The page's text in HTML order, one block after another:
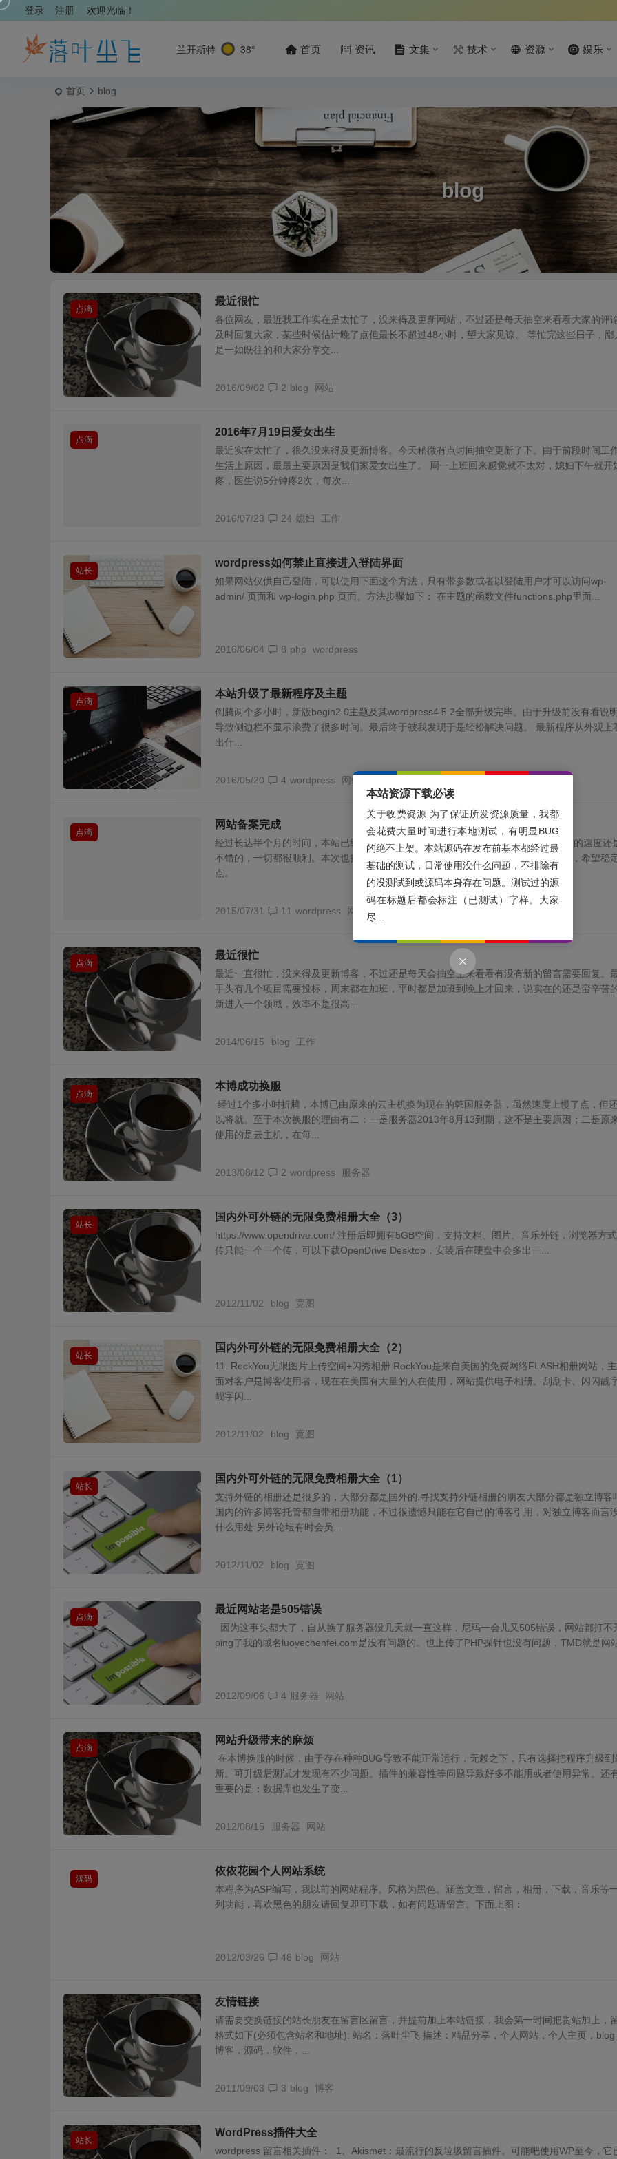
欢迎光临！
登录 注册
兰开斯特 38° 首页 资讯 文集 技术 资源 娱乐
首页 blog
blog
点滴
最近很忙
各位网友，最近我工作实在是太忙了，没来得及更新网站，不过还是每天抽空来看看大家的评
及时回复大家，某些时候估计晚了点但最长不超过48小时，望大家见谅。 等忙完这些日子，鄙
是一如既往的和大家分享交...
2016/09/02 2 blog 网站
点滴
2016年7月19日爱女出生
最近实在太忙了，很久没来得及更新博客。今天稍微有点时间抽空更新了下。由于前段时间工
生活上原因，最最主要原因是我们家爱女出生了。 周一上班回来感觉就不太对，媳妇下午就开
疼，医生说5分钟疼2次，每次...
2016/07/23 24 媳妇 工作
站长
wordpress如何禁止直接进入登陆界面
如果网站仅供自己登陆，可以使用下面这个方法，只有带参数或者以登陆用户才可以访问wp-
admin/ 页面和 wp-login.php 页面。方法步骤如下： 在主题的函数文件functions.php里面...
2016/06/04 8 php wordpress
点滴
本站升级了最新程序及主题
倒腾两个多小时，新版begin2.0主题及其wordpress4.5.2全部升级完毕。由于升级前没有看说明
导致侧边栏不显示浪费了很多时间。最后终于被我发现于是轻松解决问题。 最新程序从外观上
出什...
2016/05/20 4 wordpress 网站
点滴
网站备案完成
经过长达半个月的时间，本站已经完成备案。备案号为：粤ICP备15065799号。万网的速度还
不错的，一切都很顺利。本次也换了万网的主机，特地选了一个PHP的专门来放博客，希望稳
点。
2015/07/31 11 wordpress 网站
点滴
最近很忙
最近一直很忙，没来得及更新博客，不过还是每天会抽空上来看看有没有新的留言需要回复。
手头有几个项目需要投标，周末都在加班，平时都是加班到晚上才回来，说实在的还是蛮辛苦
新进入一个领域，效率不是很高...
2014/06/15 blog 工作
点滴
本博成功换服
经过1个多小时折腾，本博已由原来的云主机换为现在的韩国服务器，虽然速度上慢了点，但
以将就。至于本次换服的理由有二：一是服务器2013年8月13到期，这不是主要原因；二是原
使用的是云主机，在每...
2013/08/12 2 wordpress 服务器
站长
国内外可外链的无限免费相册大全（3）
https://www.opendrive.com/ 注册后即拥有5GB空间，支持文档、图片、音乐外链，浏览器方
传只能一个一个传，可以下载OpenDrive Desktop，安装后在硬盘中会多出一...
2012/11/02 blog 宽图
站长
国内外可外链的无限免费相册大全（2）
11. RockYou无限图片上传空间+闪秀相册 RockYou是来自美国的免费网络FLASH相册网站，
面对客户是博客使用者，现在在美国有大量的人在使用，网站提供电子相册、刮刮卡、闪闪靓字
靓字闪...
2012/11/02 blog 宽图
站长
国内外可外链的无限免费相册大全（1）
支持外链的相册还是很多的，大部分都是国外的.寻找支持外链相册的朋友大部分都是独立博客
国内的许多博客托管都自带相册功能，不过很遗憾只能在它自己的博客引用，对独立博客而言
什么用处.另外论坛有时会员...
2012/11/02 blog 宽图
点滴
最近网站老是505错误
因为这事头都大了，自从换了服务器没几天就一直这样，尼玛一会儿又505错误，网站都打不
ping了我的域名luoyechenfei.com是没有问题的。也上传了PHP探针也没有问题，TMD就是网站
2012/09/06 4 服务器 网站
点滴
网站升级带来的麻烦
在本博换服的时候，由于存在种种BUG导致不能正常运行，无赖之下，只有选择把程序升级到
新。可升级后测试才发现有不少问题。插件的兼容性等问题导致好多不能用或者使用异常。还
重要的是：数据库也发生了变...
2012/08/15 服务器 网站
源码
依依花园个人网站系统
本程序为ASP编写，我以前的网站程序。风格为黑色。涵盖文章，留言，相册，下载，音乐等
列功能，喜欢黑色的朋友请回复即可下载，如有问题请留言。下面上图：
2012/03/26 48 blog 网站
友情链接
请需要交换链接的站长朋友在留言区留言，并提前加上本站链接，我会第一时间把贵站加上，
格式如下(必须包含站名和地址): 站名：落叶尘飞 描述：精品分享，个人网站，个人主页，blog
博客，源码，软件，...
2011/09/03 3 blog 博客
站长
WordPress插件大全
wordpress 留言相关插件： 1、Akismet：最流行的反垃圾留言插件。可能吧使用WP至今，它
本站资源下载必读
关于收费资源 为了保证所发资源质量，我都
会花费大量时间进行本地测试，有明显BUG
的绝不上架。本站源码在发布前基本都经过最
基础的测试，日常使用没什么问题，不排除有
的没测试到或源码本身存在问题。测试过的源
码在标题后都会标注（已测试）字样。大家
尽...